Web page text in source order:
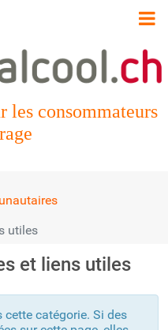
les consommateurs
utiles
et liens utiles
catégorie. Si des